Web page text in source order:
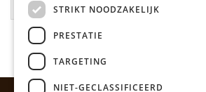
STRIKT NOODZAKELIJK
PRESTATIE
TARGETING
NIET-GECLASSIFICEERD